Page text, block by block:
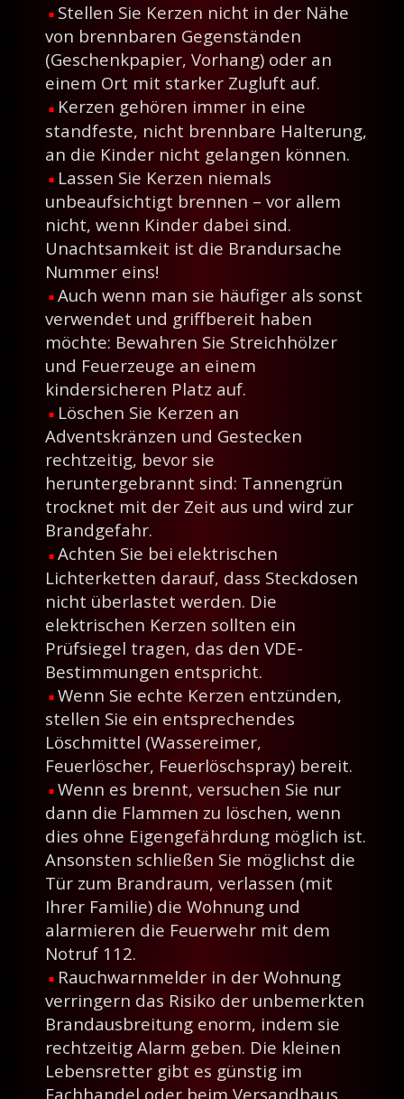
Stellen Sie Kerzen nicht in der Nähe
von brennbaren Gegenständen
(Geschenkpapier, Vorhang) oder an
einem Ort mit starker Zugluft auf.
Kerzen gehören immer in eine
standfeste, nicht brennbare Halterung,
an die Kinder nicht gelangen können.
Lassen Sie Kerzen niemals
unbeaufsichtigt brennen – vor allem
nicht, wenn Kinder dabei sind.
Unachtsamkeit ist die Brandursache
Nummer eins!
Auch wenn man sie häufiger als sonst
verwendet und griffbereit haben
möchte: Bewahren Sie Streichhölzer
und Feuerzeuge an einem
kindersicheren Platz auf.
Löschen Sie Kerzen an
Adventskränzen und Gestecken
rechtzeitig, bevor sie
heruntergebrannt sind: Tannengrün
trocknet mit der Zeit aus und wird zur
Brandgefahr.
Achten Sie bei elektrischen
Lichterketten darauf, dass Steckdosen
nicht überlastet werden. Die
elektrischen Kerzen sollten ein
Prüfsiegel tragen, das den VDE-
Bestimmungen entspricht.
Wenn Sie echte Kerzen entzünden,
stellen Sie ein entsprechendes
Löschmittel (Wassereimer,
Feuerlöscher, Feuerlöschspray) bereit.
Wenn es brennt, versuchen Sie nur
dann die Flammen zu löschen, wenn
dies ohne Eigengefährdung möglich ist.
Ansonsten schließen Sie möglichst die
Tür zum Brandraum, verlassen (mit
Ihrer Familie) die Wohnung und
alarmieren die Feuerwehr mit dem
Notruf 112.
Rauchwarnmelder in der Wohnung
verringern das Risiko der unbemerkten
Brandausbreitung enorm, indem sie
rechtzeitig Alarm geben. Die kleinen
Lebensretter gibt es günstig im
Fachhandel oder beim Versandhaus